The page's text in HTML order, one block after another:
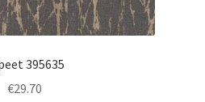
395635
€29.70